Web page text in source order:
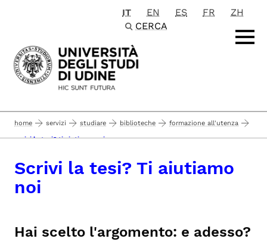
Passa al contenuto principale
IT EN ES FR
ZH
CERCA
home servizi studiare biblioteche formazione all'utenza
scrivi la tesi? ti aiutiamo noi
Scrivi la tesi? Ti aiutiamo
noi
Hai scelto l'argomento: e adesso?